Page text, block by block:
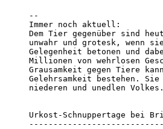
--
Immer noch aktuell:
Dem Tier gegenüber sind
unwahr und grotesk, wenn
Gelegenheit betonen und
Millionen von wehrlosen
Grausamkeit gegen Tiere
Gelehrsamkeit bestehen.
niederen und unedlen
Urkost-Schnuppertage bei